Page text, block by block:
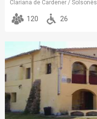
Clariana de Cardener / Solsonès
120 26